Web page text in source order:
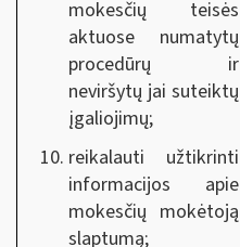
mokesčių teisės
aktuose numatytų
procedūrų ir
neviršytų jai suteiktų
įgaliojimų;
reikalauti užtikrinti
informacijos apie
mokesčių mokėtoją
slaptumą;